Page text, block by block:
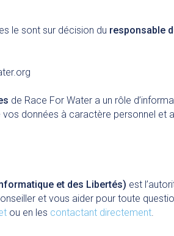
le sont sur décision du responsable
de Race For Water a un rôle
données à caractère personnel et
et des Libertés) est
et vous aider pour toute
ou en les contactant directement.